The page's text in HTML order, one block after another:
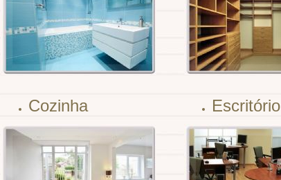
Cozinha Escritório